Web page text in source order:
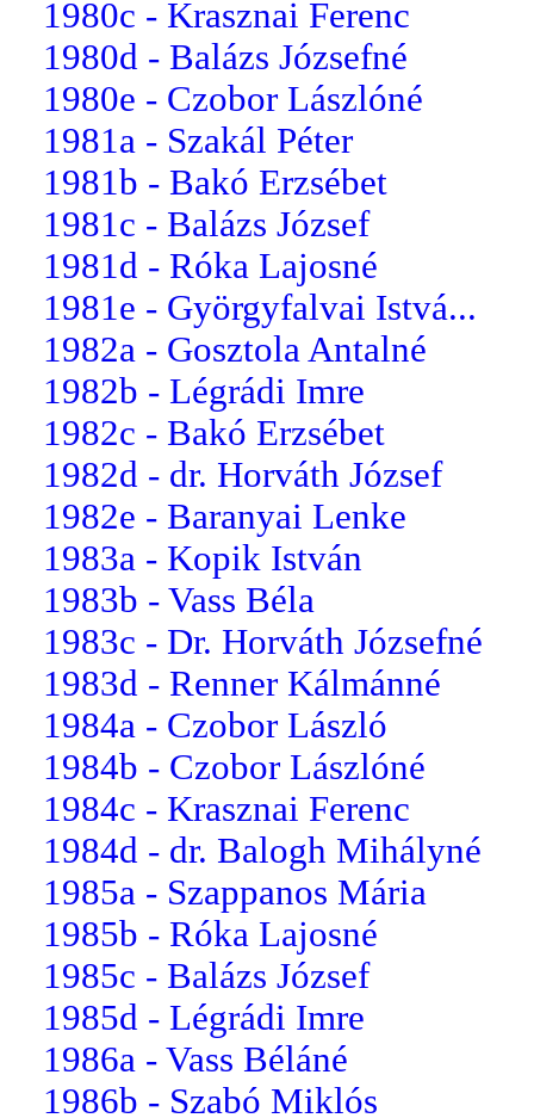
1980c - Krasznai Ferenc
1980d - Balázs Józsefné
1980e - Czobor Lászlóné
1981a - Szakál Péter
1981b - Bakó Erzsébet
1981c - Balázs József
1981d - Róka Lajosné
1981e - Györgyfalvai Istvá...
1982a - Gosztola Antalné
1982b - Légrádi Imre
1982c - Bakó Erzsébet
1982d - dr. Horváth József
1982e - Baranyai Lenke
1983a - Kopik István
1983b - Vass Béla
1983c - Dr. Horváth Józsefné
1983d - Renner Kálmánné
1984a - Czobor László
1984b - Czobor Lászlóné
1984c - Krasznai Ferenc
1984d - dr. Balogh Mihályné
1985a - Szappanos Mária
1985b - Róka Lajosné
1985c - Balázs József
1985d - Légrádi Imre
1986a - Vass Béláné
1986b - Szabó Miklós